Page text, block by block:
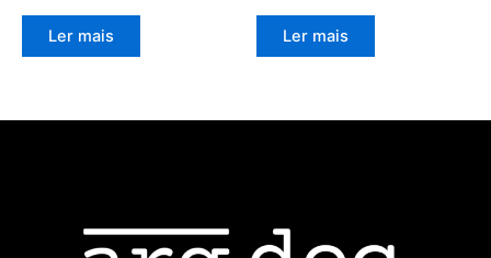
Ler mais Ler mais